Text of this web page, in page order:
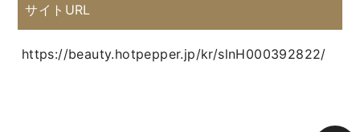
サイトURL
https://beauty.hotpepper.jp/kr/slnH000392822/